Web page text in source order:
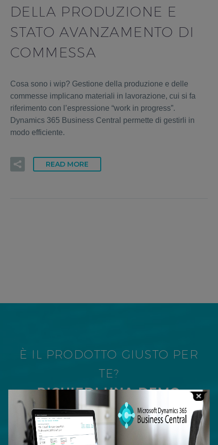
DELLA PRODUZIONE E
STATO AVANZAMENTO DI
COMMESSA
Cosa sono i wip? Gestione della produzione e delle
commesse implicano materiali in lavorazione, cui si fa
riferimento con l’espressione “work in progress”.
Dynamics 365 Business Central permette di gestirli in
modo efficiente.
READ MORE
È IL PRODOTTO GIUSTO PER
TE?
RICHIEDI UNA DEMO
Stai valutando se un programma gestionale aziendale
come Business Central possa fare al caso tuo? Compila
il modulo qui sotto e potrai provarlo attraverso una demo.